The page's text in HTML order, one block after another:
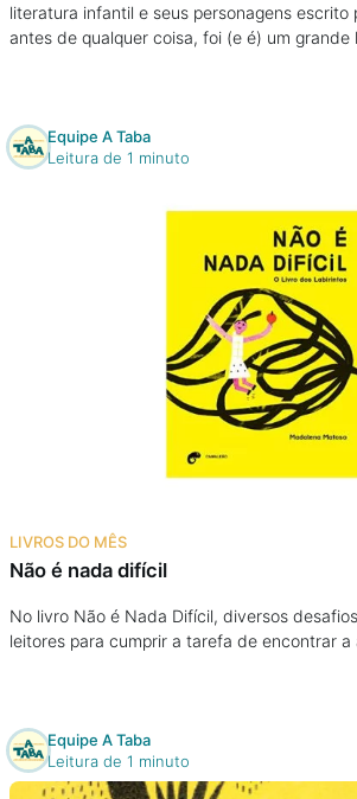
Colunas
Colecionáveis
Taba na Escola
literatura infantil e seus personagens escrito
antes de qualquer coisa, foi (e é) um grande
Equipe A Taba
Leitura de 1 minuto
LIVROS DO MÊS
Não é nada difícil
No livro Não é Nada Difícil, diversos
leitores para cumprir a tarefa de encontrar a
Equipe A Taba
Leitura de 1 minuto